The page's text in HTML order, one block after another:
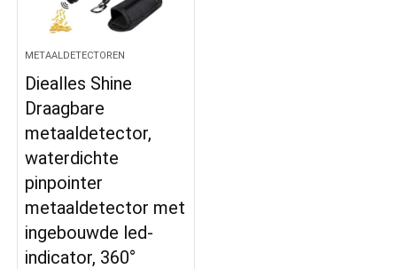
METAALDETECTOREN
Diealles Shine
Draagbare
metaaldetector,
waterdichte
pinpointer
metaaldetector met
ingebouwde led-
indicator, 360°